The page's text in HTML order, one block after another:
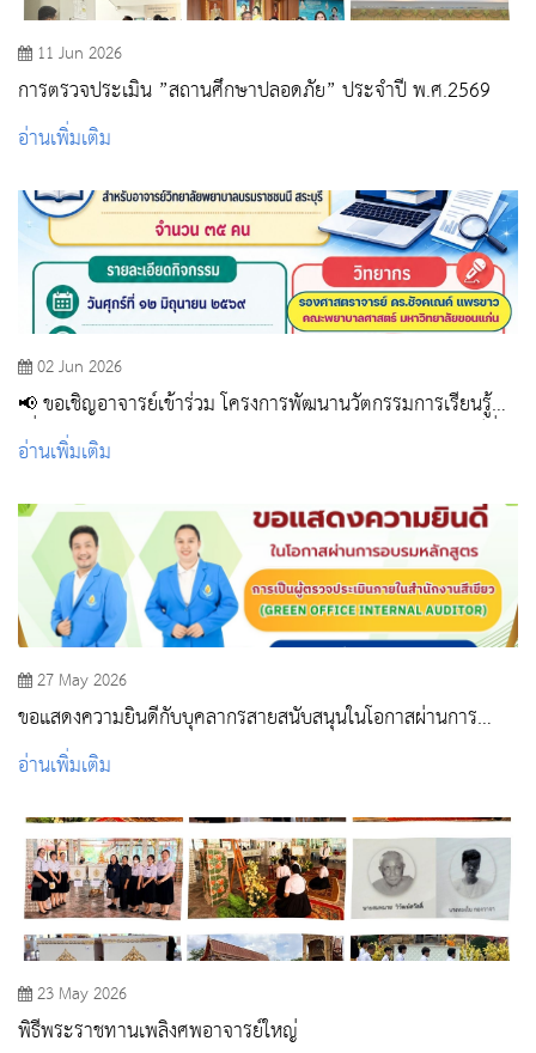
11 Jun 2026
การตรวจประเมิน ”สถานศึกษาปลอดภัย” ประจำปี พ.ศ.2569
อ่านเพิ่มเติม
02 Jun 2026
📢 ขอเชิญอาจารย์เข้าร่วม โครงการพัฒนานวัตกรรมการเรียนรู้
เพื่อการเรียนรู้ตลอดชีวิต รองรับความต้องการและสถานการณ์ที่
เปลี่ยนแปลงไป กิจกรรมที่ 1 พัฒนาการเรียนรู้ตลอดชีวิตผ่าน
อ่านเพิ่มเติม
27 May 2026
ขอแสดงความยินดีกับบุคลากรสายสนับสนุนในโอกาสผ่านการ
อบรมหลักสูตรGreen Office
อ่านเพิ่มเติม
23 May 2026
พิธีพระราชทานเพลิงศพอาจารย์ใหญ่